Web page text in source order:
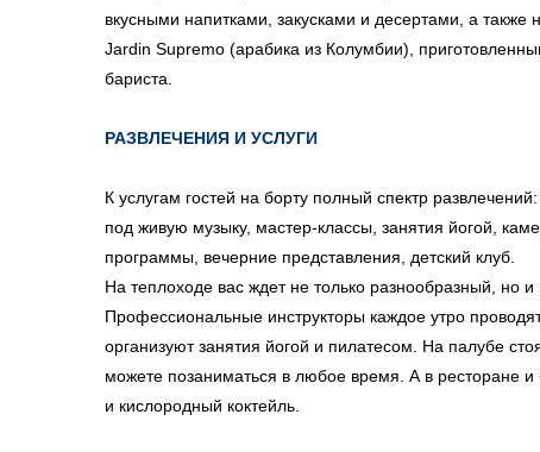
вкусными напитками, закусками и десертами, а
Jardin Supremo (арабика из Колумбии),
бариста.
РАЗВЛЕЧЕНИЯ И УСЛУГИ
К услугам гостей на борту полный спектр
под живую музыку, мастер-классы, занятия йогой,
программы, вечерние представления, детский клуб.
На теплоходе вас ждет не только разнообразный, но и
Профессиональные инструкторы каждое утро
организуют занятия йогой и пилатесом. На палубе
можете позаниматься в любое время. А в ресторане
и кислородный коктейль.